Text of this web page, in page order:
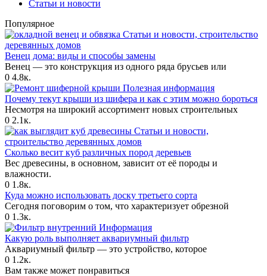
Статьи и новости
Популярное
Статьи и новости, строительство
деревянных домов
Венец дома: виды и способы замены
Венец — это конструкция из одного ряда брусьев или
0 4.8к.
Полезная информация
Почему текут крыши из шифера и как с этим можно бороться
Несмотря на широкий ассортимент новых строительных
0 2.1к.
Статьи и новости,
строительство деревянных домов
Сколько весит куб различных пород деревьев
Вес древесины, в основном, зависит от её породы и
влажности.
0 1.8к.
Куда можно использовать доску третьего сорта
Сегодня поговорим о том, что характеризует обрезной
0 1.3к.
Информация
Какую роль выполняет аквариумный фильтр
Аквариумный фильтр — это устройство, которое
0 1.2к.
Вам также может понравиться